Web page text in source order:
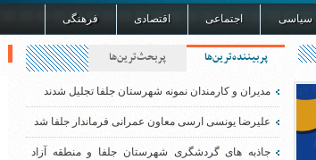
سیاسی اجتماعی اقتصادی فرهنگی
پربیننده‌ترین‌ها پربحث‌ترین‌ها
مدیران و کارمندان نمونه شهرستان جلفا تجلیل شدند
علیرضا یونسی ارسی معاون عمرانی فرماندار جلفا شد
جاذبه های گردشگری شهرستان جلفا و منطقه آزاد